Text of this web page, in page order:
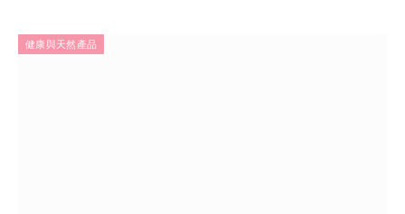
健康與天然產品